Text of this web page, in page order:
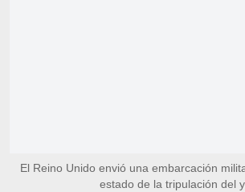
El Reino Unido envió una embarcación
estado de la tripulación del